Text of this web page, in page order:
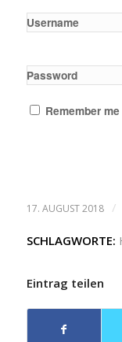
Username
Password
Remember me
17. AUGUST 2018 /
SCHLAGWORTE:
Eintrag teilen